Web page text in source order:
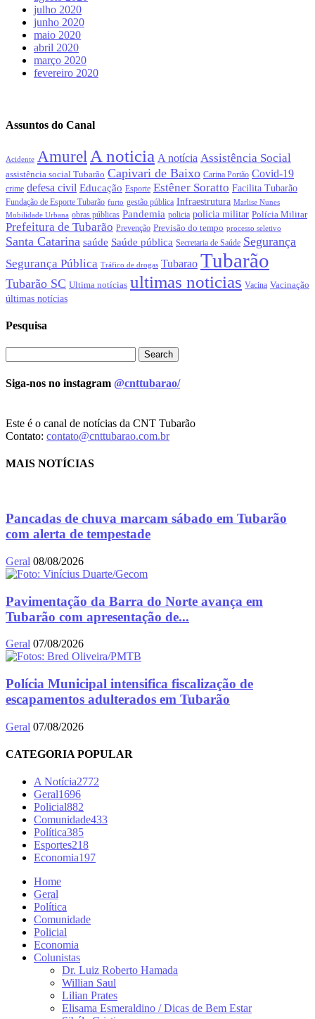
julho 2020
junho 2020
maio 2020
abril 2020
março 2020
fevereiro 2020
Assuntos do Canal
Acidente Amurel A noticia A notícia Assistência Social
assistência social Tubarão Capivari de Baixo Carina Portão Covid-19
crime defesa civil Educação Esporte Estêner Soratto Facilita Tubarão
Fundação de Esporte Tubarão furto gestão pública Infraestrutura Marlise Nunes
Mobilidade Urbana obras públicas Pandemia policia policia militar Polícia Militar
Prefeitura de Tubarão Prevenção Previsão do tempo processo seletivo
Santa Catarina saúde Saúde pública Secretaria de Saúde Segurança
Segurança Pública Tráfico de drogas Tubarao Tubarão
Tubarão SC Ultima notícias ultimas noticias Vacina Vacinação
últimas notícias
Pesquisa
Siga-nos no instagram @cnttubarao/
Este é o canal de notícias da CNT Tubarão
Contato: contato@cnttubarao.com.br
MAIS NOTÍCIAS
Pancadas de chuva marcam sábado em Tubarão
com alerta de tempestade
Geral 08/08/2026
Pavimentação da Barra do Norte avança em
Tubarão com apresentação de...
Geral 07/08/2026
Polícia Municipal intensifica fiscalização de
escapamentos adulterados em Tubarão
Geral 07/08/2026
CATEGORIA POPULAR
A Notícia2772
Geral1696
Policial882
Comunidade433
Política385
Esportes218
Economia197
Home
Geral
Política
Comunidade
Policial
Economia
Colunistas
Dr. Luiz Roberto Hamada
Willian Saul
Lilian Prates
Elisama Esmeraldino / Dicas de Bem Estar